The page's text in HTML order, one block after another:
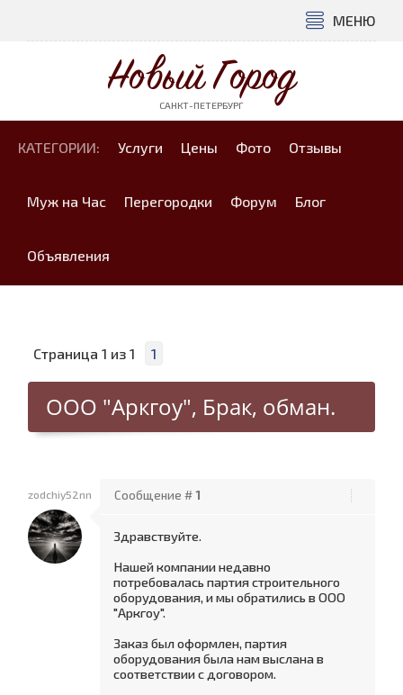
МЕНЮ
Новый Город
САНКТ-ПЕТЕРБУРГ
КАТЕГОРИИ: Услуги Цены Фото Отзывы
Муж на Час Перегородки Форум Блог
Объявления
Страница 1 из 1 1
ООО "Аркгоу", Брак, обман.
zodchiy52nn Сообщение #1
Здравствуйте.
Нашей компании недавно
потребовалась партия строительного
оборудования, и мы обратились в ООО
"Аркгоу".
Заказ был оформлен, партия
оборудования была нам выслана в
соответствии с договором.